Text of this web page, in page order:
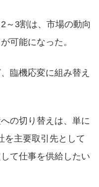
～3割は、市場の動向
可能になった。
臨機応変に組み替え
の切り替えは、単に
を主要取引先として
て仕事を供給したい